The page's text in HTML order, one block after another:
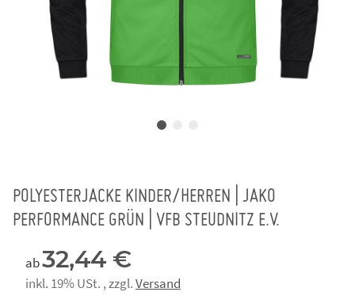
POLYESTERJACKE KINDER/HERREN | JAKO
PERFORMANCE GRÜN | VFB STEUDNITZ E.V.
ab32,44 €
inkl. 19% USt. , zzgl.Versand